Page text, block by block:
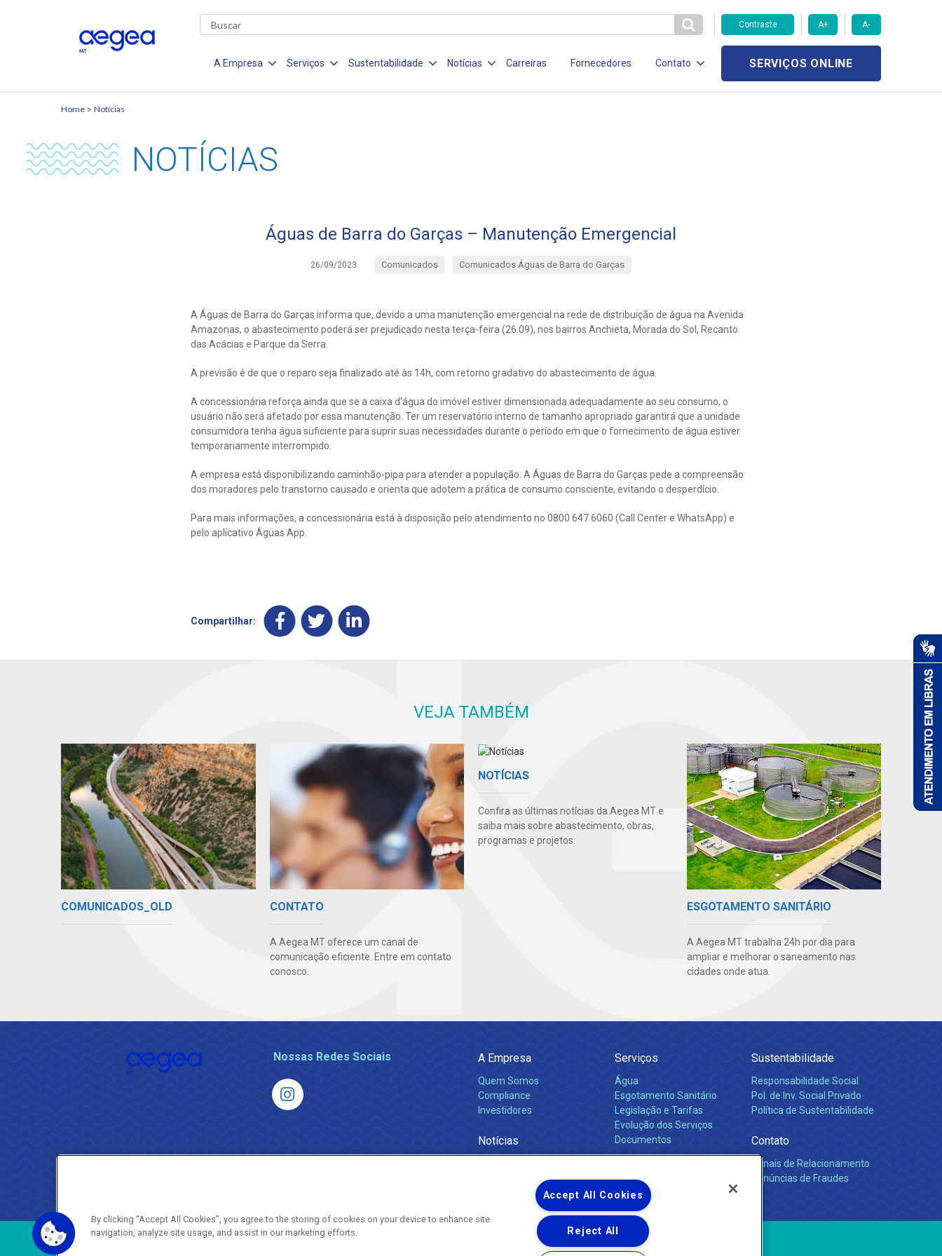
Contraste A+ A-
A Empresa Serviços Sustentabilidade Notícias Carreiras Fornecedores Contato SERVIÇOS ONLINE
Home Notícias
NOTÍCIAS
Águas de Barra do Garças – Manutenção Emergencial
26/09/2023 Comunicados Comunicados Águas de Barra do Garças
A Águas de Barra do Garças informa que, devido a uma manutenção emergencial na rede de distribuição de água na Avenida
Amazonas, o abastecimento poderá ser prejudicado nesta terça-feira (26.09), nos bairros Anchieta, Morada do Sol, Recanto
das Acácias e Parque da Serra.
A previsão é de que o reparo seja finalizado até às 14h, com retorno gradativo do abastecimento de água.
A concessionária reforça ainda que se a caixa d’água do imóvel estiver dimensionada adequadamente ao seu consumo, o
usuário não será afetado por essa manutenção. Ter um reservatório interno de tamanho apropriado garantirá que a unidade
consumidora tenha água suficiente para suprir suas necessidades durante o período em que o fornecimento de água estiver
temporariamente interrompido.
A empresa está disponibilizando caminhão-pipa para atender a população. A Águas de Barra do Garças pede a compreensão
dos moradores pelo transtorno causado e orienta que adotem a prática de consumo consciente, evitando o desperdício.
Para mais informações, a concessionária está à disposição pelo atendimento no 0800 647 6060 (Call Center e WhatsApp) e
pelo aplicativo Águas App.
Compartilhar:
VEJA TAMBÉM
COMUNICADOS_OLD CONTATO
A Aegea MT oferece um canal de
comunicação eficiente. Entre em contato
conosco.
NOTÍCIAS
Confira as últimas notícias da Aegea MT e
saiba mais sobre abastecimento, obras,
programas e projetos.
ESGOTAMENTO SANITÁRIO
A Aegea MT trabalha 24h por dia para
ampliar e melhorar o saneamento nas
cidades onde atua.
Nossas Redes Sociais A Empresa
Quem Somos
Compliance
Investidores
Notícias
Serviços
Água
Esgotamento Sanitário
Legislação e Tarifas
Evolução dos Serviços
Documentos
Sustentabilidade
Responsabilidade Social
Pol. de Inv. Social Privado
Política de Sustentabilidade
Contato
Canais de Relacionamento
Denúncias de Fraudes
Copyright ® 2026 - Todos os Direitos Reservados.
By clicking “Accept All Cookies”, you agree to the storing of cookies on your device to enhance site
navigation, analyze site usage, and assist in our marketing efforts.
Accept All Cookies
Reject All